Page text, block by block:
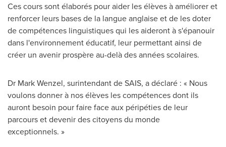
Ces cours sont élaborés pour aider les élèves à améliorer et
renforcer leurs bases de la langue anglaise et de les doter
de compétences linguistiques qui les aideront à s'épanouir
dans l'environnement éducatif, leur permettant ainsi de
créer un avenir prospère au-delà des années scolaires.
Dr Mark Wenzel, surintendant de SAIS, a déclaré : « Nous
voulons donner à nos élèves les compétences dont ils
auront besoin pour faire face aux péripéties de leur
parcours et devenir des citoyens du monde
exceptionnels. »